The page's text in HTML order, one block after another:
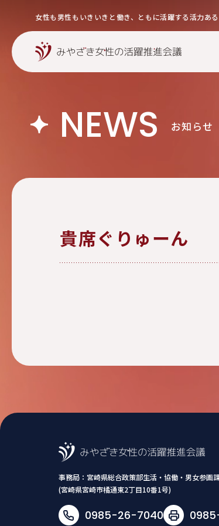
女性も男性もいきいきと働き、ともに活躍する活力あ
NEWS お知らせ
貴席ぐりゅーん
事務局： 宮崎県総合政策部生活・協働・男女参画
(宮崎県宮崎市橘通東2丁目10番1号)
0985-26-7040